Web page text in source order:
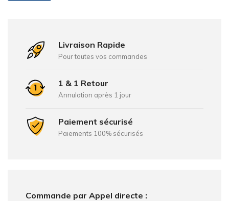
Livraison Rapide
Pour toutes vos commandes
1 & 1 Retour
Annulation après 1 jour
Paiement sécurisé
Paiements 100% sécurisés
Commande par Appel directe :